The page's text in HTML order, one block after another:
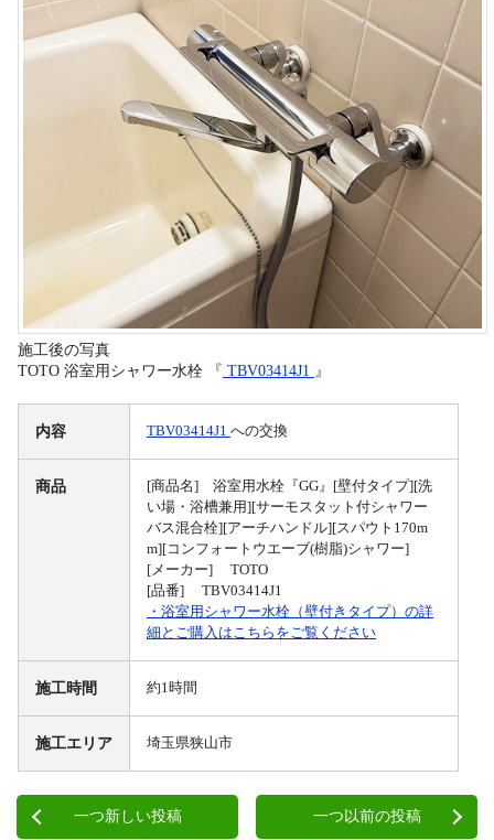
施工後の写真
TOTO 浴室用シャワー水栓 『 TBV03414J1 』
内容 TBV03414J1 への交換
商品
[商品名] 浴室用水栓『GG』[壁付タイプ][洗
い場・浴槽兼用][サーモスタット付シャワー
バス混合栓][アーチハンドル][スパウト170m
m][コンフォートウエーブ(樹脂)シャワー]
[メーカー] TOTO
[品番] TBV03414J1
・浴室用シャワー水栓（壁付きタイプ）の詳
細とご購入はこちらをご覧ください
施工時間 約1時間
施工エリア 埼玉県狭山市
一つ新しい投稿 一つ以前の投稿